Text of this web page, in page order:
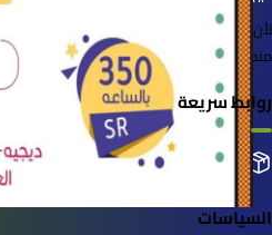
لأن الأشياء خُلقت لتُستخدم
منصة لإعارة واستعارة المنتجات بسهولة وأمان
روابط سريعة
التصنيفات إضافة منتجك طلباتي
السياسات